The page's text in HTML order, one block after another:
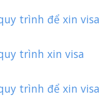
trình để xin visa
trình xin visa
trình để xin visa